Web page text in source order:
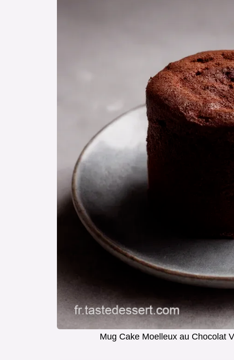
Mug Cake Moelleux au Chocolat